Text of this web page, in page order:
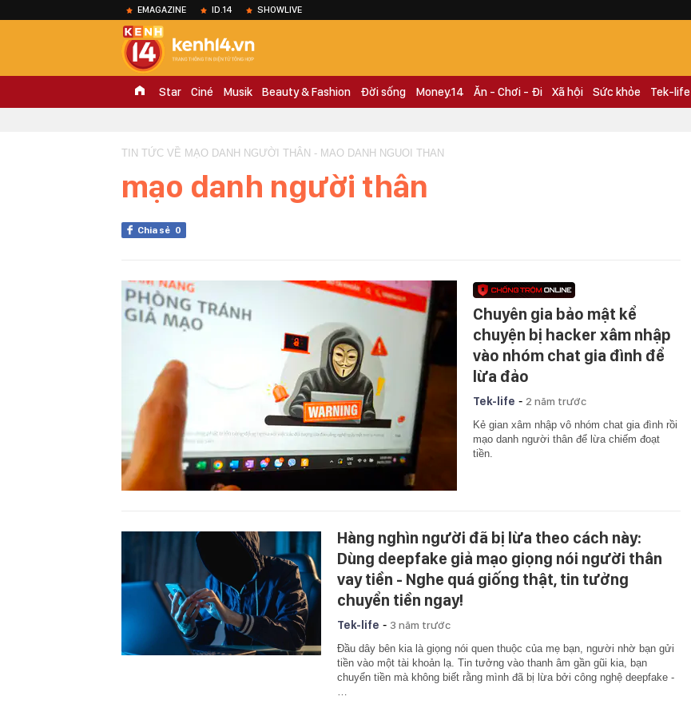
EMAGAZINE ID.14 SHOWLIVE
Star Ciné Musik Beauty & Fashion Đời sống Money.14 Ăn - Chơi - Đi Xã hội Sức khỏe Tek-life
TIN TỨC VỀ MẠO DANH NGƯỜI THÂN - MAO DANH NGUOI THAN
mạo danh người thân
Chia sẻ 0
Chuyên gia bảo mật kể
chuyện bị hacker xâm nhập
vào nhóm chat gia đình để
lừa đảo
Tek-life - 2 năm trước
Kẻ gian xâm nhập vô nhóm chat gia đình rồi
mạo danh người thân để lừa chiếm đoạt
tiền.
Hàng nghìn người đã bị lừa theo cách này:
Dùng deepfake giả mạo giọng nói người thân
vay tiền - Nghe quá giống thật, tin tưởng
chuyển tiền ngay!
Tek-life - 3 năm trước
Đầu dây bên kia là giọng nói quen thuộc của mẹ bạn, người nhờ bạn gửi
tiền vào một tài khoản lạ. Tin tưởng vào thanh âm gần gũi kia, bạn
chuyển tiền mà không biết rằng mình đã bị lừa bởi công nghệ deepfake -